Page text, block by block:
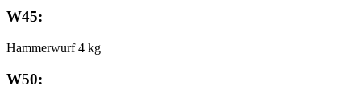
W45:
Hammerwurf 4 kg
W50: